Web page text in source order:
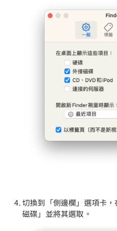
切換到「側邊欄」選項卡
磁碟」並將其選取。